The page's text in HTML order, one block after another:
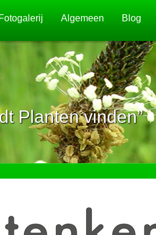
Fotogalerij Algemeen Blog
Planten vinden”